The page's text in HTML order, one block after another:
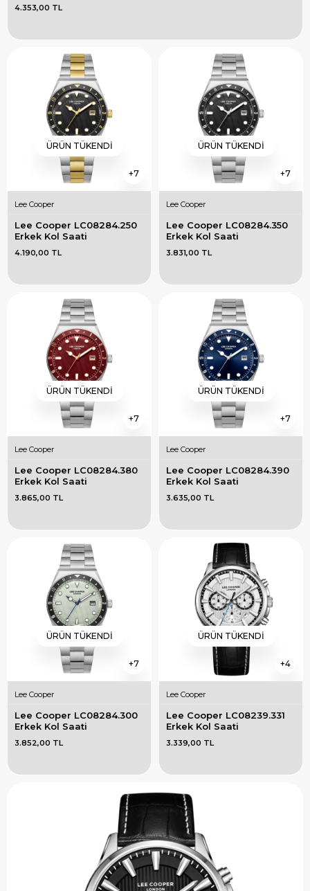
4.353,00 TL
7
ÜRÜN TÜKENDI
Lee Cooper
Lee Cooper LC08284.250
Erkek Kol Saati
4.190,00 TL
7
ÜRÜN TÜKENDI
Lee Cooper
Lee Cooper LC08284.350
Erkek Kol Saati
3.831,00 TL
7
ÜRÜN TÜKENDI
Lee Cooper
Lee Cooper LC08284.380
Erkek Kol Saati
3.865,00 TL
7
ÜRÜN TÜKENDI
Lee Cooper
Lee Cooper LC08284.390
Erkek Kol Saati
3.635,00 TL
7
ÜRÜN TÜKENDI
Lee Cooper
Lee Cooper LC08284.300
Erkek Kol Saati
3.852,00 TL
4
ÜRÜN TÜKENDI
Lee Cooper
Lee Cooper LC08239.331
Erkek Kol Saati
3.339,00 TL